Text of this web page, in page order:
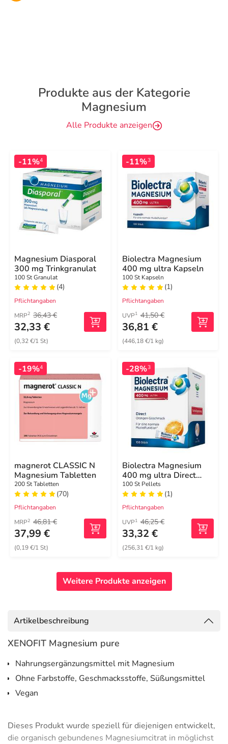
Produkte aus der Kategorie
Magnesium
Alle Produkte anzeigen
-11%4
Magnesium Diasporal
300 mg Trinkgranulat
100 St Granulat
(4)
Pflichtangaben
MRP2 36,43 €
32,33 €
(0,32 €/1 St)
-11%3
Biolectra Magnesium
400 mg ultra Kapseln
100 St Kapseln
(1)
Pflichtangaben
UVP1 41,50 €
36,81 €
(446,18 €/1 kg)
-19%4
magnerot CLASSIC N
Magnesium Tabletten
200 St Tabletten
(70)
Pflichtangaben
MRP2 46,81 €
37,99 €
(0,19 €/1 St)
-28%3
Biolectra Magnesium
400 mg ultra Direct
Orange
100 St Pellets
(1)
Pflichtangaben
UVP1 46,25 €
33,32 €
(256,31 €/1 kg)
Weitere Produkte anzeigen
Artikelbeschreibung
XENOFIT Magnesium pure
Nahrungsergänzungsmittel mit Magnesium
Ohne Farbstoffe, Geschmacksstoffe, Süßungsmittel
Vegan
Dieses Produkt wurde speziell für diejenigen entwickelt,
die organisch gebundenes Magnesiumcitrat in möglichst